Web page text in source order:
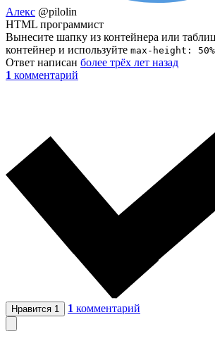
Алекс @pilolin
HTML программист
Вынесите шапку из контейнера или
контейнер и используйте max-height:
Ответ написан более трёх лет назад
1 комментарий
Нравится 1 1 комментарий